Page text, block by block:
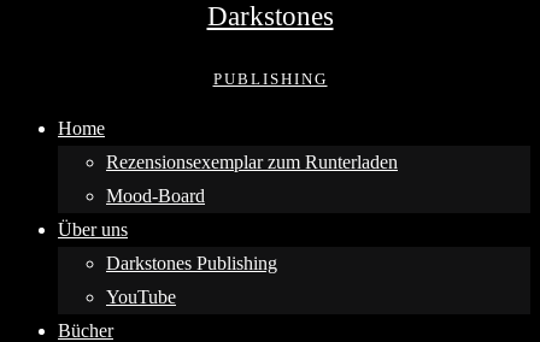
Darkstones
PUBLISHING
Home
Rezensionsexemplar zum Runterladen
Mood-Board
Über uns
Darkstones Publishing
YouTube
Bücher